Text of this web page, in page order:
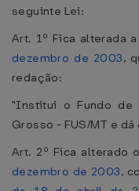
seguinte Lei:
Art. 1º Fica alterada
dezembro de 2003,
redação:
"Institui o Fundo de
Grosso - FUS/MT e
Art. 2º Fica alterado
dezembro de 2003,